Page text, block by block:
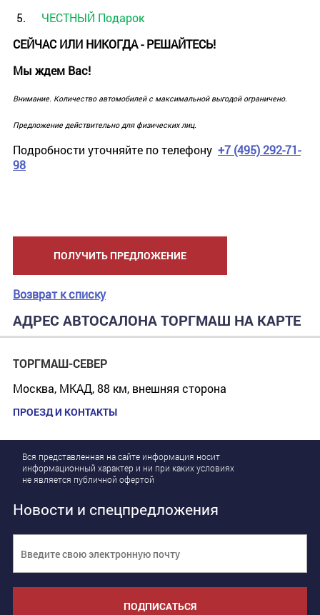
ЧЕСТНЫЙ Подарок
СЕЙЧАС ИЛИ НИКОГДА - РЕШАЙТЕСЬ!
Мы ждем Вас!
Внимание. Количество автомобилей с максимальной выгодой ограничено.
Предложение действительно для физических лиц.
Подробности уточняйте по телефону +7 (495) 292-71-
98
ПОЛУЧИТЬ ПРЕДЛОЖЕНИЕ
Возврат к списку
АДРЕС АВТОСАЛОНА ТОРГМАШ НА КАРТЕ
ТОРГМАШ-СЕВЕР
Москва, МКАД, 88 км, внешняя сторона
ПРОЕЗД И КОНТАКТЫ
Вся представленная на сайте информация носит
информационный характер и ни при каких условиях
не является публичной офертой
Новости и спецпредложения
ПОДПИСАТЬСЯ